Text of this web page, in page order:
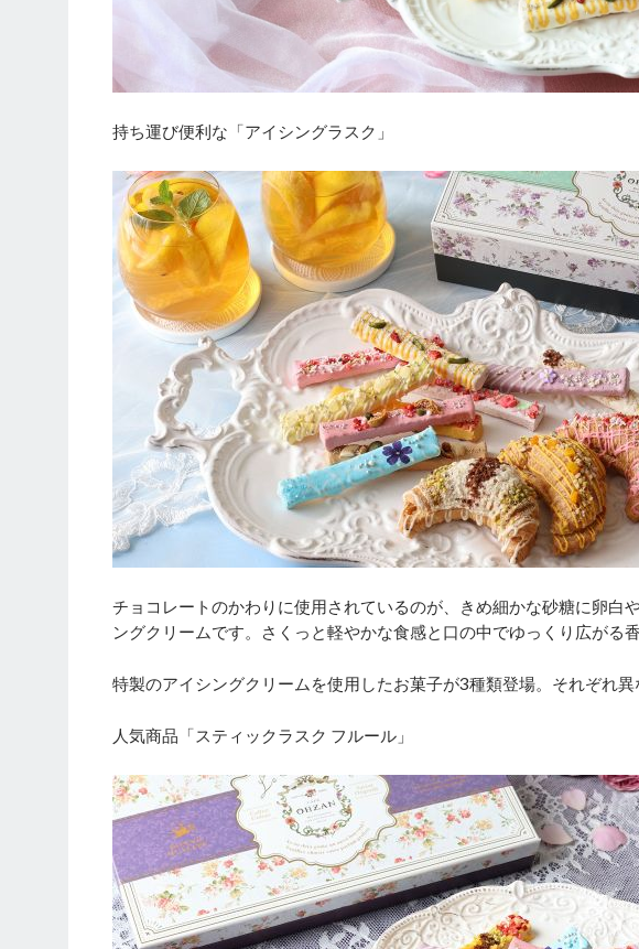
持ち運び便利な「アイシングラスク」
チョコレートのかわりに使用されているのが、きめ細かな砂糖に卵白
ングクリームです。さくっと軽やかな食感と口の中でゆっくり広がる
特製のアイシングクリームを使用したお菓子が3種類登場。それぞれ異
人気商品「スティックラスク フルール」